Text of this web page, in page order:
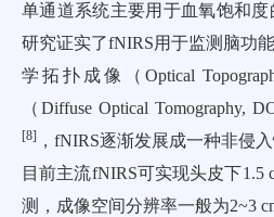
单通道系统主要用于血氧饱和度
研究证实了fNIRS用于监测脑功
学拓扑成像（Optical
（Diffuse Optical Tomography,
[8] ，fNIRS逐渐发展成一种非侵
目前主流fNIRS可实现头皮下1.5
测，成像空间分辨率一般为2~3